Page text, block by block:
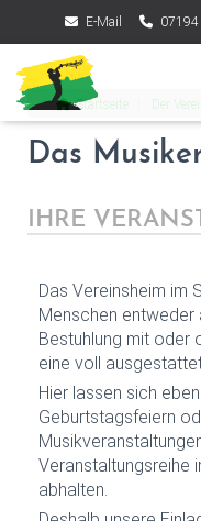
E-Mail
Startseite Der
Das
IHRE
Das Vereinsheim im
Menschen entweder
Bestuhlung mit oder
eine voll
Hier lassen sich
Geburtstagsfeiern
Veranstaltungsreihe
abhalten.